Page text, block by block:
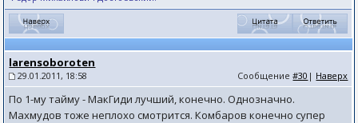
larensoboroten
29.01.2011, 18:58 Сообщение#30 | Наверх
По 1-му тайму - МакГиди лучший, конечно. Однозначно.
Махмудов тоже неплохо смотрится. Комбаров конечно супер